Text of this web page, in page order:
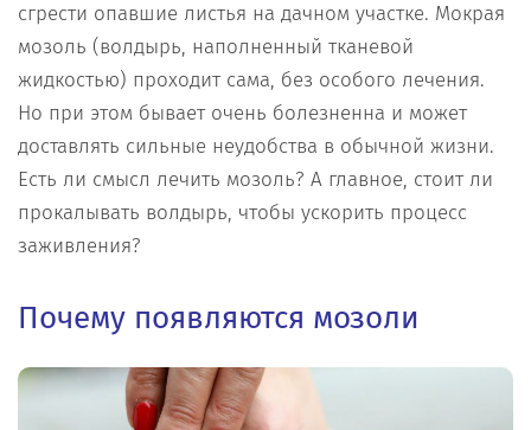
сгрести опавшие листья на дачном участке. Мокрая
мозоль (волдырь, наполненный тканевой
жидкостью) проходит сама, без особого лечения.
Но при этом бывает очень болезненна и может
доставлять сильные неудобства в обычной жизни.
Есть ли смысл лечить мозоль? А главное, стоит ли
прокалывать волдырь, чтобы ускорить процесс
заживления?
Почему появляются мозоли